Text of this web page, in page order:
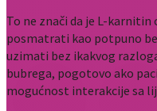
To ne znači da je L-karnitin
posmatrati kao potpuno
uzimati bez ikakvog
bubrega, pogotovo ako
mogućnost interakcije sa